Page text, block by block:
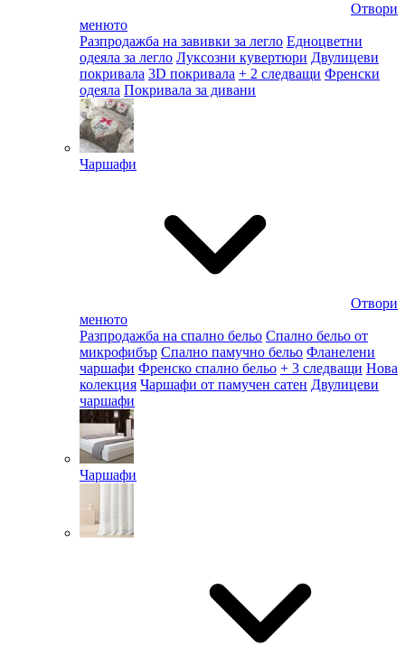
Отвори
менюто
Разпродажба на завивки за легло Едноцветни
одеяла за легло Луксозни кувертюри Двулицеви
покривала 3D покривала + 2 следващи Френски
одеяла Покривала за дивани
Чаршафи
Отвори
менюто
Разпродажба на спално бельо Спално бельо от
микрофибър Спално памучно бельо Фланелени
чаршафи Френско спално бельо + 3 следващи Нова
колекция Чаршафи от памучен сатен Двулицеви
чаршафи
Чаршафи